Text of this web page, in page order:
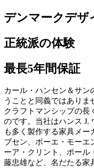
デンマークデザ
正統派の体験
最長5年間保証
カール・ハンセン＆サン
うことと同義ではありま
クラフトマンシップの長
のです。当社はハンス J.
も多く製作する家具メー
ブセン、ボーエ・モーエ
ーア・クリント、ポール
藤忠雄など、名だたる家